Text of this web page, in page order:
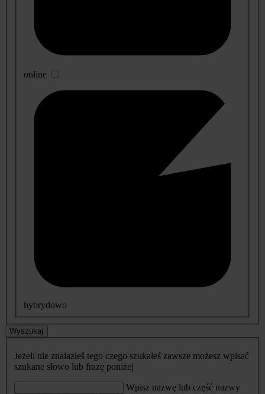
online
hybrydowo
Wyszukaj
Jeżeli nie znalazłeś tego czego szukałeś zawsze możesz wpisać
szukane słowo lub frazę poniżej
Wpisz nazwę lub część nazwy